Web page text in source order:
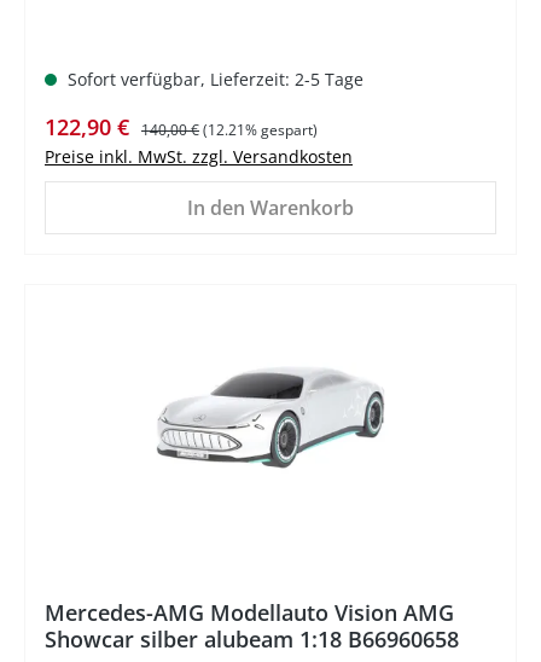
Sofort verfügbar, Lieferzeit: 2-5 Tage
Verkaufspreis:
122,90 € Regulärer Preis:
140,00 €(12.21% gespart)
Preise inkl. MwSt. zzgl. Versandkosten
In den Warenkorb
Mercedes-AMG Modellauto Vision AMG
Showcar silber alubeam 1:18 B66960658